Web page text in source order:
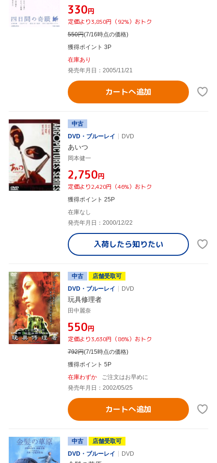
¥330円
定価より3,850円（92%）おトク
550円(7/16時点の価格)
獲得ポイント 3P
在庫あり
発売年月日：2005/11/21
カートへ追加
中古
DVD・ブルーレイ
DVD
あいつ
岡本健一
¥2,750円
定価より2,420円（46%）おトク
獲得ポイント 25P
在庫なし
発売年月日：2000/12/22
入荷したら知りたい
中古
店舗受取可
DVD・ブルーレイ
DVD
玩具修理者
田中麗奈
¥550円
定価より3,630円（86%）おトク
792円(7/15時点の価格)
獲得ポイント 5P
在庫わずか
ご注文はお早めに
発売年月日：2002/05/25
カートへ追加
中古
店舗受取可
DVD・ブルーレイ
DVD